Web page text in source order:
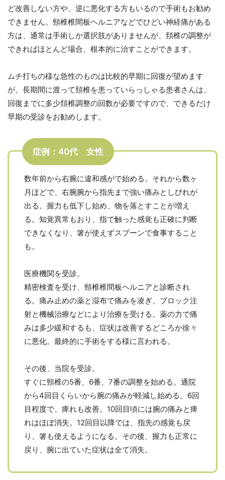
ど改善しない方や、逆に悪化する方もいるので手術もお勧め
できません。頸椎椎間板ヘルニアなどでひどい神経痛がある
方は、通常は手術しか選択肢がありませんが、頚椎の調整が
できればほとんど場合、根本的に治すことができます。
ムチ打ちの様な急性のものは比較的早期に回復が望めます
が、長期間に渡って頚椎を患っていらっしゃる患者さんは、
回復までに多少頚椎調整の回数が必要ですので、できるだけ
早期の受診をお勧めします。
症例：40代 女性
数年前から右腕に違和感がで始める。それから数ヶ
月ほどで、右腕腕から指先まで強い痛みとしびれが
出る。握力も低下し始め、物を落とすことが増え
る。知覚異常もおり、指で触った感覚も正確に判断
できなくなり、箸が使えずスプーンで食事すること
も。
医療機関を受診。
精密検査を受け、頸椎椎間板ヘルニアと診断され
る。痛み止めの薬と湿布で痛みを凌ぎ、ブロック注
射と機械治療などにより治療を受ける。薬の力で痛
みは多少緩和するも、症状は改善するどころか徐々
に悪化。最終的に手術をする様に言われる。
その後、当院を受診。
すぐに頸椎の5番、6番、7番の調整を始める。通院
から4回目くらいから腕の痛みが軽減し始める。6回
目程度で、痺れも改善。10回目頃には腕の痛みと痺
れはほぼ消失。12回目以降では、指先の感覚も戻
り、箸も使えるようになる。その後、握力も正常に
戻り、腕に出ていた症状は全て消失。